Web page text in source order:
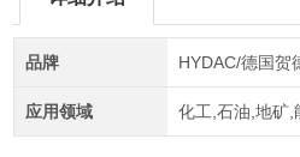
品牌 HYDAC/德国贺
应用领域 化工,石油,地矿,